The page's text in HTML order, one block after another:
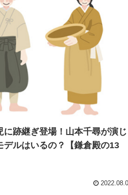
に跡継ぎ登場！山本千尋が演じ
デルはいるの？【鎌倉殿の13